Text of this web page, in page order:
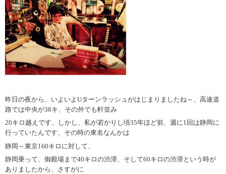
昨日の夜から、いよいよUターンラッシュがはじまりましたね～、高速道
路では中央が38キ、その外でも軒並み
20キロ越えです、しかし、私が若かりし頃35年ほど前、週に1回は静岡に
行っていたんです、その時の東名なんかは
静岡～東京160キロに対して、
静岡乗って、御殿場まで40キロの渋滞、そして60キロの渋滞という時が
ありましたから、さすがに